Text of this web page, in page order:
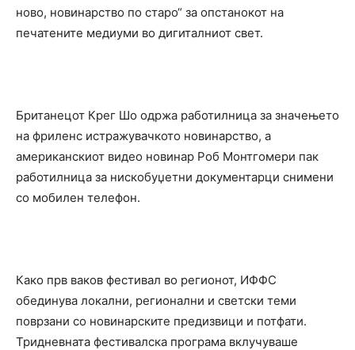
ново, новинарство по старо“ за опстанокот на
печатените медиуми во дигиталниот свет.
Британецот Крег Шо одржа работилница за значењето
на фриленс истражувачкото новинарство, а
американскиот видео новинар Роб Монтгомери пак
работилница за нискобуџетни документарци снимени
со мобилен телефон.
Како прв ваков фестивал во регионот, ИФФС
обединува локални, регионални и светски теми
поврзани со новинарските предизвици и потфати.
Тридневната фестивалска програма вклучуваше